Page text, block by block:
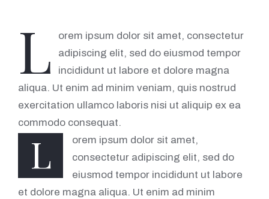
L
orem ipsum dolor sit amet, consectetur
adipiscing elit, sed do eiusmod tempor
incididunt ut labore et dolore magna
aliqua. Ut enim ad minim veniam, quis nostrud
exercitation ullamco laboris nisi ut aliquip ex ea
commodo consequat.
L
orem ipsum dolor sit amet,
consectetur adipiscing elit, sed do
eiusmod tempor incididunt ut labore
et dolore magna aliqua. Ut enim ad minim